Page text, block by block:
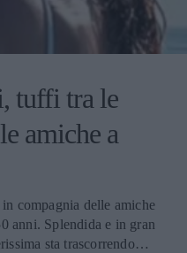
tuffi tra le
amiche a
compagnia delle amiche
anni. Splendida e in gran
sta trascorrendo